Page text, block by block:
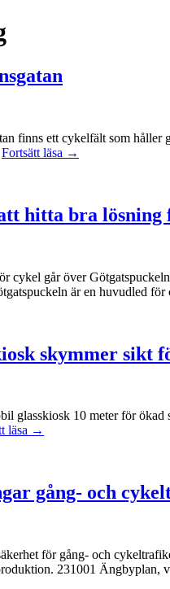
finns ett cykelfält som
Fortsätt läsa →
hitta bra lösning
cykel går över
är en huvudled
skymmer sikt
glasskiosk 10 meter för
läsa →
gång- och
för gång- och
231001